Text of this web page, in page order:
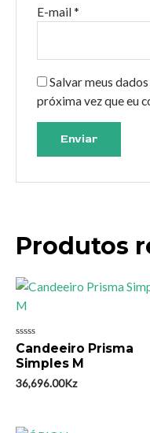
E-mail *
Salvar meus
próxima vez que eu
Produtos
Avaliação
0
de
5
Candeeiro Prisma
Simples M
36,696.00Kz